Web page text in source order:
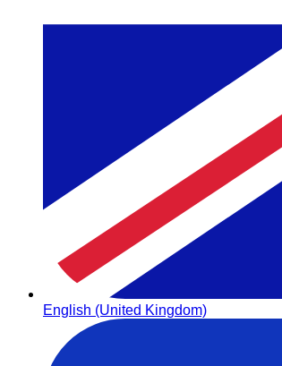
English (United Kingdom)